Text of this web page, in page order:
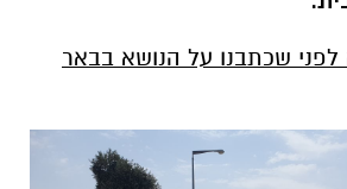
לפני שכתבנו על הנושא בבאר